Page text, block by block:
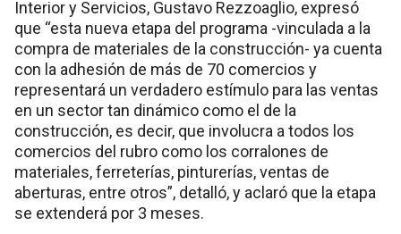
Interior y Servicios, Gustavo Rezzoaglio, expresó
que “esta nueva etapa del programa -vinculada a la
compra de materiales de la construcción- ya cuenta
con la adhesión de más de 70 comercios y
representará un verdadero estímulo para las ventas
en un sector tan dinámico como el de la
construcción, es decir, que involucra a todos los
comercios del rubro como los corralones de
materiales, ferreterías, pinturerías, ventas de
aberturas, entre otros”, detalló, y aclaró que la etapa
se extenderá por 3 meses.